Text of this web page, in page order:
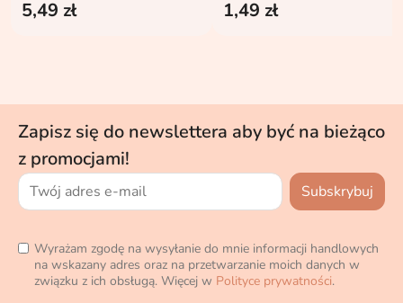
mid: Rose, Jasmine
5,49 zł 1,49 zł
Zapisz się do newslettera aby być na bieżąco
z promocjami!
Wyrażam zgodę na wysyłanie do mnie informacji handlowych
na wskazany adres oraz na przetwarzanie moich danych w
związku z ich obsługą. Więcej w Polityce prywatności.